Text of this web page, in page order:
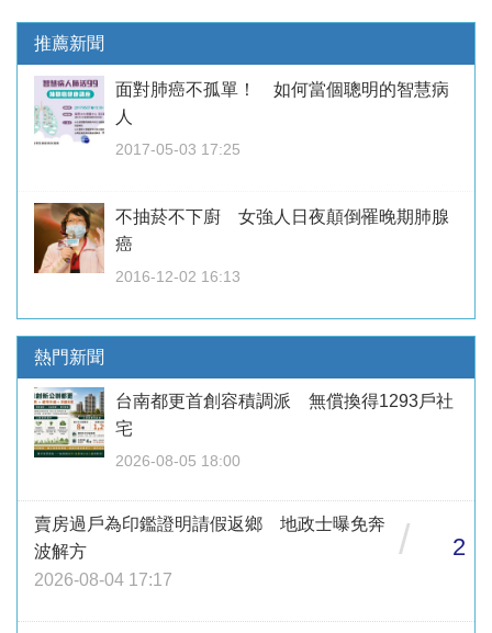
推薦新聞
面對肺癌不孤單！ 如何當個聰明的智慧病
人
2017-05-03 17:25
不抽菸不下廚 女強人日夜顛倒罹晚期肺腺
癌
2016-12-02 16:13
熱門新聞
台南都更首創容積調派 無償換得1293戶社
宅
2026-08-05 18:00
賣房過戶為印鑑證明請假返鄉 地政士曝免奔
波解方
2026-08-04 17:17
/ 2